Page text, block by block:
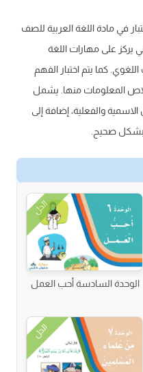
في مادة اللغة العربية للصف
يركز على مهارات اللغة
اللغوي. كما يتم اختبار الفهم
المعلومات منها. يشمل
الاسمية والفعلية، إضافة إلى
بشكل صحيح.
الحل
الوحدة السادسة أحب العمل
الحل